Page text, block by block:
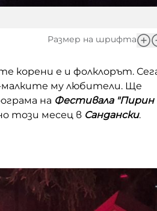
Размер на шрифта
корени е и фолклорът.
малките му любители. Ще
на Фестивала "Пирин
този месец в Сандански.